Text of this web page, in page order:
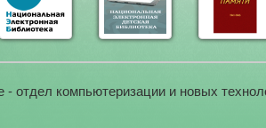
- отдел компьютеризации и новых